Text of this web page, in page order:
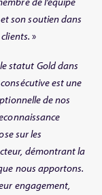
son soutien dans
»
statut Gold dans
est une
de nos
sur les
démontrant la
nous apportons.
engagement,